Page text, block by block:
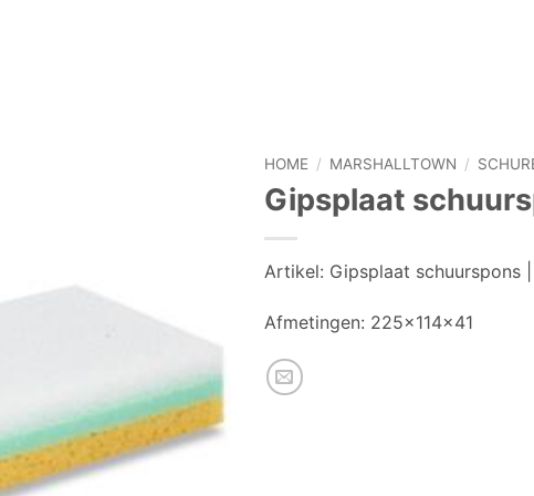
HOME / MARSHALLTOWN /
Gipsplaat
Artikel: Gipsplaat schuurspons
Afmetingen: 225x114x41